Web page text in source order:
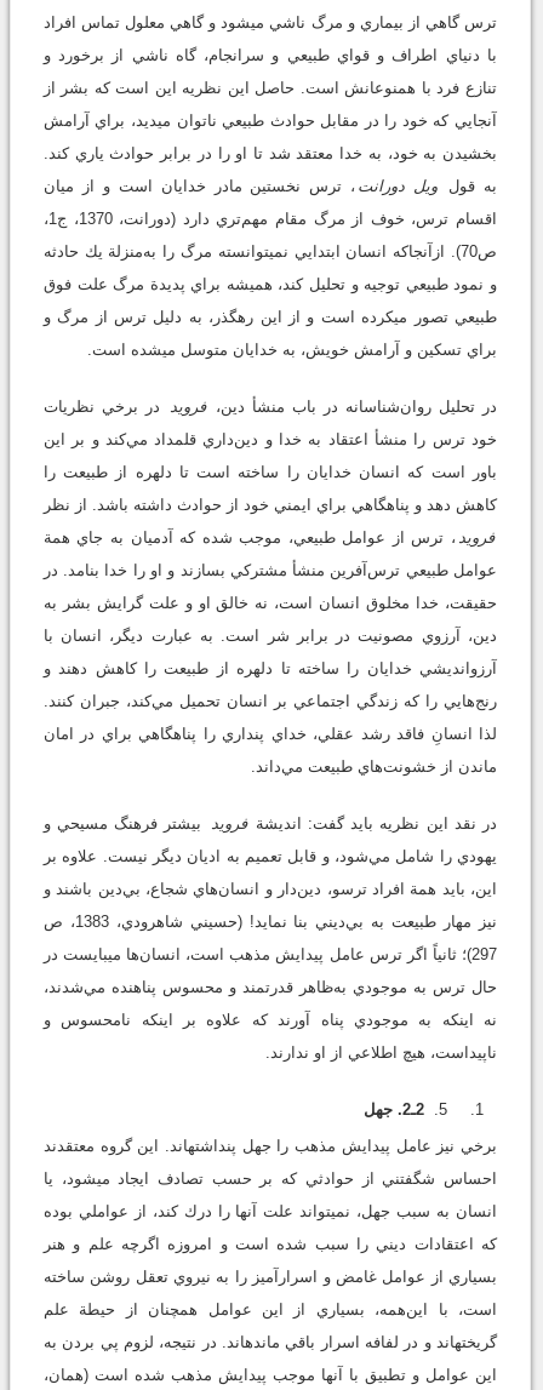
ترس گاهي از بيماري و مرگ ناشي مي‏شود و گاهي معلول تماس افراد
با دنياي اطراف و قواي طبيعي و سرانجام، گاه ناشي از برخورد و
تنازع فرد با همنوعانش است. حاصل اين نظريه اين است كه بشر از
آنجايي كه خود را در مقابل حوادث طبيعي ناتوان مي‏ديد، براي آرامش
بخشيدن به خود، به خدا معتقد شد تا او را در برابر حوادث ياري كند.
به قول
ويل دورانت ، ترس نخستين مادر خدايان است و از ميان
اقسام ترس، خوف از مرگ مقام مهم‌تري دارد (دورانت، 1370، ج1،
ص70). ازآنجاكه انسان ابتدايي نمي‏توانسته مرگ را به‌منزلة يك حادثه
و نمود طبيعي توجيه و تحليل كند، هميشه براي پديدة مرگ علت فوق
طبيعي تصور مي‏كرده است و از اين رهگذر، به دليل ترس از مرگ و
براي تسكين و آرامش خويش، به خدايان متوسل مي‏شده است.
در تحليل روان‌شناسانه در باب منشأ دين، فرويد
در برخي نظريات
خود ترس را منشأ اعتقاد به خدا و دين‌داري قلمداد مي‌كند و بر اين
باور است كه انسان خدايان را ساخته است تا دلهره از طبيعت را
كاهش دهد و پناهگاهي براي ايمني خود از حوادث داشته باشد. از نظر
فرويد ، ترس از عوامل طبيعي، موجب شده كه آدميان به جاي همة
عوامل طبيعي ترس‌آفرين منشأ مشتركي بسازند و او را خدا بنامد. در
حقيقت، خدا مخلوق انسان است، نه خالق او و علت گرايش بشر به
دين، آرزوي مصونيت در برابر شر است. به عبارت ديگر، انسان با
آرزوانديشي خدايان را ساخته تا دلهره از طبيعت را كاهش دهند و
رنج‌هايي را كه زندگي اجتماعي بر انسان تحميل مي‌كند، جبران كنند.
لذا انسانِ فاقد رشد عقلي، خداي پنداري را پناهگاهي براي در امان
ماندن از خشونت‌هاي طبيعت مي‌داند.
در نقد اين نظريه بايد گفت: انديشة فرويد
بيشتر فرهنگ مسيحي و
يهودي را شامل مي‌شود، و قابل تعميم به اديان ديگر نيست. علاوه بر
اين، بايد همة افراد ترسو، دين‌دار و انسان‌هاي شجاع، بي‌دين باشند و
نيز مهار طبيعت به بي‌ديني بنا نمايد! (حسيني شاهرودي، 1383، ص
297)؛ ثانياً اگر ترس عامل پيدايش مذهب است، انسان‌ها مي‏بايست در
حال ترس به موجودي به‌ظاهر قدرتمند و محسوس پناهنده مي‌شدند،
نه اينكه به موجودي پناه آورند كه علاوه بر اينكه نامحسوس و
ناپيداست، هيچ اطلاعي از او ندارند.
2ـ2. جهل
برخي نيز عامل پيدايش مذهب را جهل پنداشته‏اند. اين گروه معتقدند
احساس شگفتني از حوادثي كه بر حسب تصادف ايجاد مي‏شود، يا
انسان به سبب جهل، نمي‏تواند علت آنها را درك كند، از عواملي بوده
كه اعتقادات ديني را سبب شده است و امروزه اگرچه علم و هنر
بسياري از عوامل غامض و اسرارآميز را به نيروي تعقل روشن ساخته
است، با اين‌همه، بسياري از اين عوامل همچنان از حيطة علم
گريخته‏اند و در لفافه اسرار باقي مانده‏اند. در نتيجه، لزوم پي بردن به
اين عوامل و تطبيق با آنها موجب پيدايش مذهب شده است (همان،